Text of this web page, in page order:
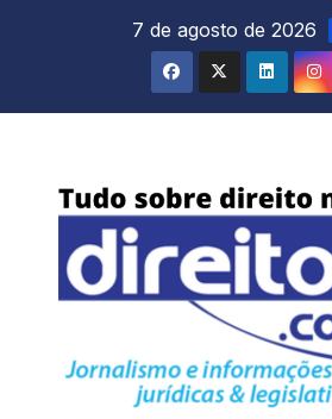
7 de agosto de 2026